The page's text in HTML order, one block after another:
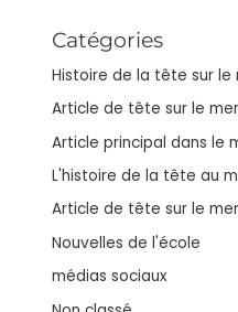
Catégories
Histoire de la tête sur le
Article de tête sur le
Article principal dans le
L'histoire de la tête au
Article de tête sur le
Nouvelles de l'école
médias sociaux